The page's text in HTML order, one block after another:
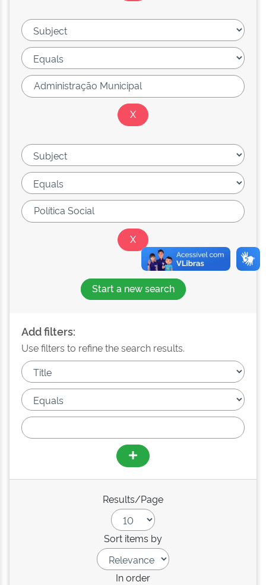
Start a new search
Add filters:
Use filters to refine the search results.
Results/Page
Sort items by
In order